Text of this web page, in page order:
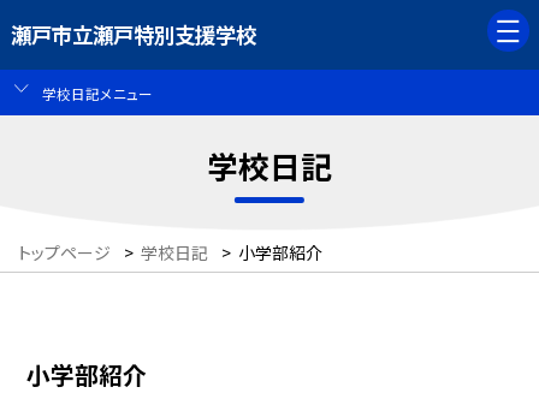
瀬戸市立瀬戸特別支援学校
学校日記メニュー
学校日記
トップページ > 学校日記 > 小学部紹介
小学部紹介